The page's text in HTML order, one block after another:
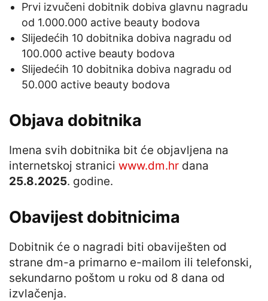
Prvi izvučeni dobitnik dobiva glavnu nagradu
od 1.000.000 active beauty bodova
Slijedećih 10 dobitnika dobiva nagradu od
100.000 active beauty bodova
Slijedećih 10 dobitnika dobiva nagradu od
50.000 active beauty bodova
Objava dobitnika
Imena svih dobitnika bit će objavljena na
internetskoj stranici www.dm.hr dana
25.8.2025. godine.
Obavijest dobitnicima
Dobitnik će o nagradi biti obaviješten od
strane dm-a primarno e-mailom ili telefonski,
sekundarno poštom u roku od 8 dana od
izvlačenja.